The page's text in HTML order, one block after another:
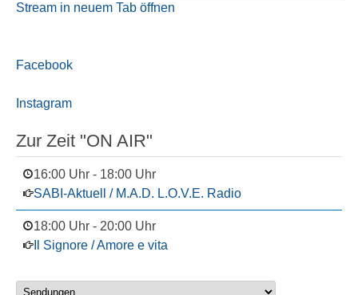
Stream in neuem Tab öffnen
Facebook
Instagram
Zur Zeit "ON AIR"
16:00 Uhr - 18:00 Uhr
SABI-Aktuell / M.A.D. L.O.V.E. Radio
18:00 Uhr - 20:00 Uhr
Il Signore / Amore e vita